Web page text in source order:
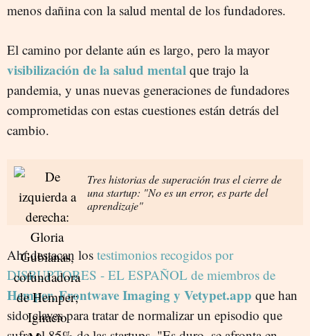
menos dañina con la salud mental de los fundadores.
El camino por delante aún es largo, pero la mayor
visibilización de la salud mental que trajo la
pandemia, y unas nuevas generaciones de fundadores
comprometidas con estas cuestiones están detrás del
cambio.
Tres historias de superación tras el cierre de
una startup: "No es un error, es parte del
aprendizaje"
Ahí destacan los testimonios recogidos por
DISRUPTORES - EL ESPAÑOL de miembros de
Hemper, Frontwave Imaging y Vetypet.app que han
sido claves para tratar de normalizar un episodio que